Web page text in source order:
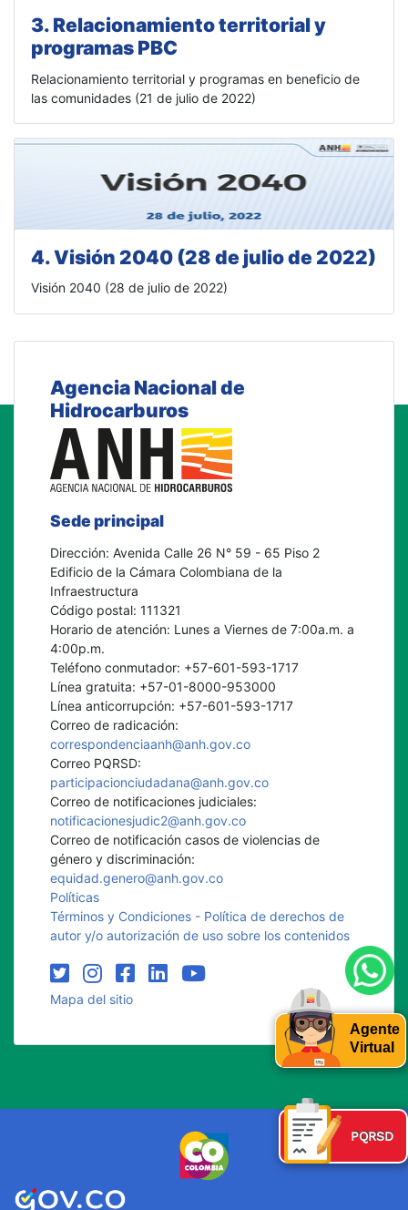
3. Relacionamiento territorial y
programas PBC
Relacionamiento territorial y programas en beneficio de
las comunidades (21 de julio de 2022)
4. Visión 2040 (28 de julio de 2022)
Visión 2040 (28 de julio de 2022)
Agencia Nacional de
Hidrocarburos
Sede principal
Dirección: Avenida Calle 26 N° 59 - 65 Piso 2
Edificio de la Cámara Colombiana de la
Infraestructura
Código postal: 111321
Horario de atención: Lunes a Viernes de 7:00a.m. a
4:00p.m.
Teléfono conmutador: +57-601-593-1717
Línea gratuita: +57-01-8000-953000
Línea anticorrupción: +57-601-593-1717
Correo de radicación:
correspondenciaanh@anh.gov.co
Correo PQRSD:
participacionciudadana@anh.gov.co
Correo de notificaciones judiciales:
notificacionesjudic2@anh.gov.co
Correo de notificación casos de violencias de
género y discriminación:
equidad.genero@anh.gov.co
Políticas
Términos y Condiciones - Política de derechos de
autor y/o autorización de uso sobre los contenidos
Mapa del sitio
Agente
Virtual
PQRSD